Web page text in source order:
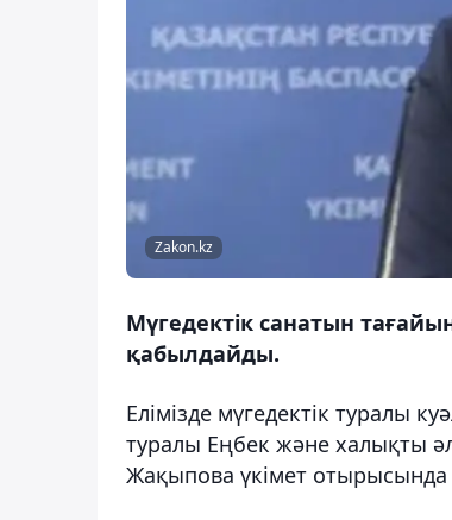
Zakon.kz
Мүгедектік санатын
қабылдайды.
Елімізде мүгедектік туралы
туралы Еңбек және халықты
Жақыпова үкімет